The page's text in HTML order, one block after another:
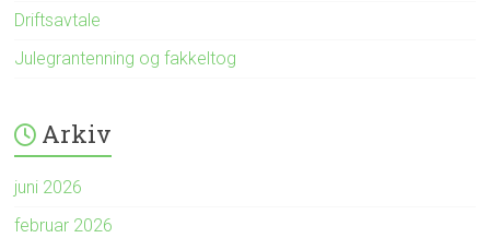
Driftsavtale
Julegrantenning og fakkeltog
Arkiv
juni 2026
februar 2026